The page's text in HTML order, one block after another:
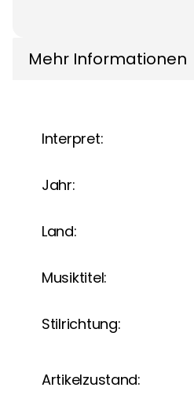
Mehr Informationen
Interpret:
Jahr:
Land:
Musiktitel:
Stilrichtung:
Artikelzustand: